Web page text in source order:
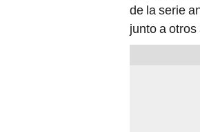
de la serie
junto a otros